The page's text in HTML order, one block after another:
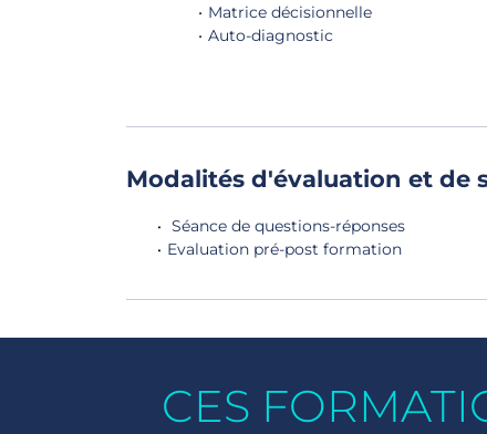
Matrice décisionnelle
Auto-diagnostic
Modalités d'évaluation et de
Séance de questions-réponses
Evaluation pré-post formation
CES